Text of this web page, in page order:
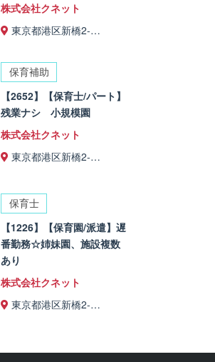
株式会社クネット
東京都港区新橋2-…
保育補助
【2652】【保育士/パート】
残業ナシ 小規模園
株式会社クネット
東京都港区新橋2-…
保育士
【1226】【保育園/派遣】遅
番勤務☆姉妹園、施設複数
あり
株式会社クネット
東京都港区新橋2-…